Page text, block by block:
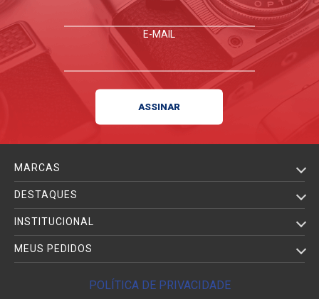
E-MAIL
MARCAS
DESTAQUES
INSTITUCIONAL
MEUS PEDIDOS
POLÍTICA DE PRIVACIDADE